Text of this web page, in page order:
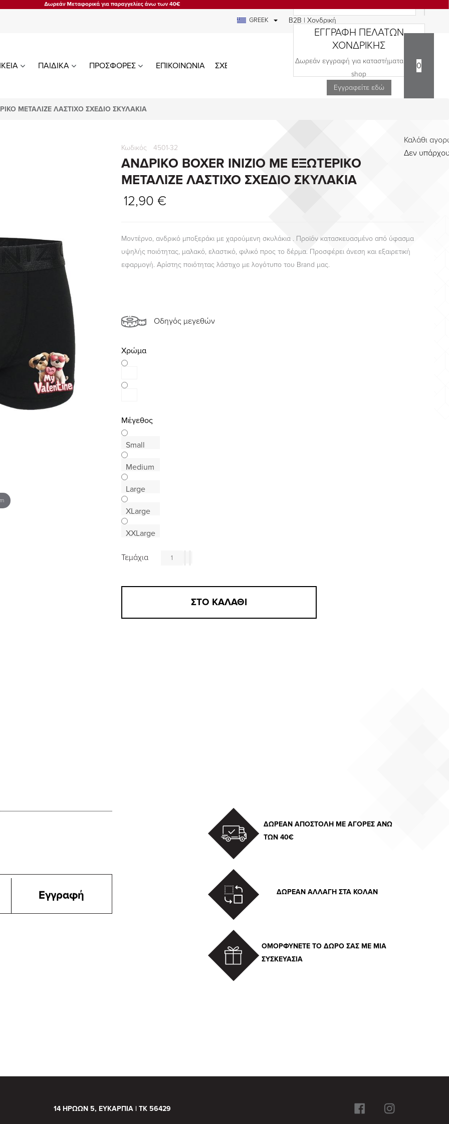
GREEK B2B | Χονδρική
ΠΑΙΔΙΚΑ ΠΡΟΣΦΟΡΕΣ ΕΠΙΚΟΙΝΩΝΙΑ ΣΧΕΔΙΑ
ΕΓΓΡΑΦΗ ΠΕΛΑΤΩΝ
ΧΟΝΔΡΙΚΗΣ
Δωρεάν εγγραφή για καταστήματα και e-
shop
Εγγραφείτε εδώ
0
Καλάθι
Δεν
ΜΕΤΑΛΙΖΕ ΛΑΣΤΙΧΟ ΣΧΕΔΙΟ ΣΚΥΛΑΚΙΑ
Κωδικός 4501-32
ΑΝΔΡΙΚΟ BOXER INIZIO ΜΕ ΕΞΩΤΕΡΙΚΟ
ΜΕΤΑΛΙΖΕ ΛΑΣΤΙΧΟ ΣΧΕΔΙΟ ΣΚΥΛΑΚΙΑ
12,90 €
Μοντέρνο, ανδρικό μποξεράκι με χαρούμενη σκυλάκια . Προϊόν κατασκευασμένο από ύφασμα
υψηλής ποιότητας, μαλακό, ελαστικό, φιλικό προς το δέρμα. Προσφέρει άνεση και εξαιρετική
εφαρμογή. Αρίστης ποιότητας λάστιχο με λογότυπο του Brand μας.
Οδηγός μεγεθών
Χρώμα
Μέγεθος
Small
Medium
Large
XLarge
XXLarge
Τεμάχια
ΔΩΡΕΑΝ ΑΠΟΣΤΟΛΗ ΜΕ ΑΓΟΡΕΣ ΑΝΩ
ΤΩΝ 40€
ΔΩΡΕΑΝ ΑΛΛΑΓΗ ΣΤΑ ΚΟΛΑΝ
ΟΜΟΡΦΥΝΕΤΕ ΤΟ ΔΩΡΟ ΣΑΣ ΜΕ ΜΙΑ
ΣΥΣΚΕΥΑΣΙΑ
14 ΗΡΩΩΝ 5, ΕΥΚΑΡΠΙΑ | ΤΚ 56429